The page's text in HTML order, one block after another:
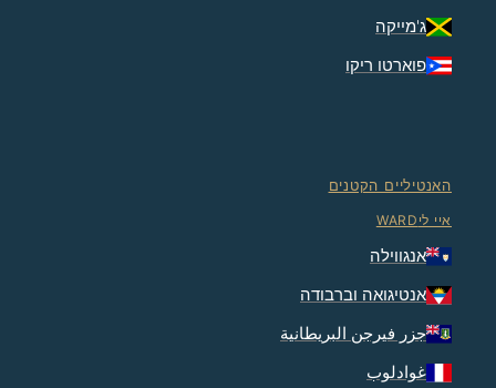
ג'מייקה
פוארטו ריקו
האנטיליים הקטנים
איי ליWARD
אנגווילה
אנטיגואה וברבודה
جزر فيرجن البريطانية
غوادلوب